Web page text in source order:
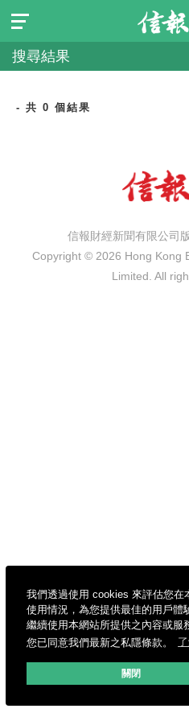
我們透過使用 cookies 來評估您在
使用情況，為您提供最佳的用戶體
繼續使用本網站所提供之內容或服
您已同意我們最新之私隱條款。
關閉
搜尋結果
- 共 0 個結果
信報財經新聞有限公司
Copyright © 2026 Hong Kong
Limited. All